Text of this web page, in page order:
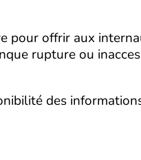
pour offrir aux
rupture ou
des